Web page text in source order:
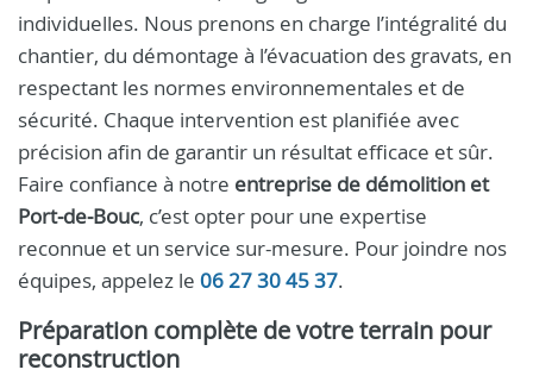
individuelles. Nous prenons en charge l’intégralité du
chantier, du démontage à l’évacuation des gravats, en
respectant les normes environnementales et de
sécurité. Chaque intervention est planifiée avec
précision afin de garantir un résultat efficace et sûr.
Faire confiance à notre entreprise de démolition et
Port‑de‑Bouc, c’est opter pour une expertise
reconnue et un service sur-mesure. Pour joindre nos
équipes, appelez le 06 27 30 45 37.
Préparation complète de votre terrain pour
reconstruction